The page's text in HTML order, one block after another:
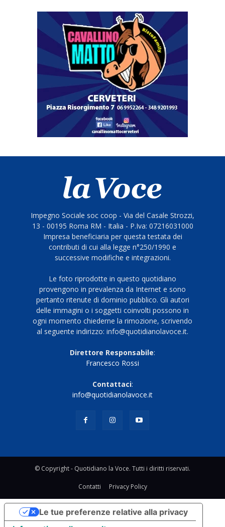
Impegno Sociale soc coop - Via del Casale Strozzi,
13 - 00195 Roma RM - Italia - P.Iva: 07216031000
Impresa beneficiaria per questa testata dei
contributi di cui alla legge n°250/1990 e
successive modifiche e integrazioni.
Le foto riprodotte in questo quotidiano
provengono in prevalenza da Internet e sono
pertanto ritenute di dominio pubblico. Gli autori
delle immagini o i soggetti coinvolti possono in
ogni momento chiederne la rimozione, scrivendo
al seguente indirizzo: info@quotidianolavoce.it.
Direttore Responsabile:
Francesco Rossi
Contattaci:
info@quotidianolavoce.it
© Copyright - Quotidiano la Voce. Tutti i diritti riservati.
Contatti Privacy Policy
Le tue preferenze relative alla privacy